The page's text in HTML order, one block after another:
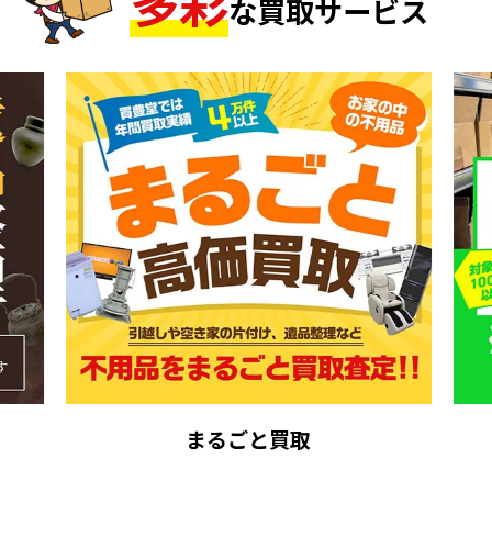
な買取サービス
まるごと買取